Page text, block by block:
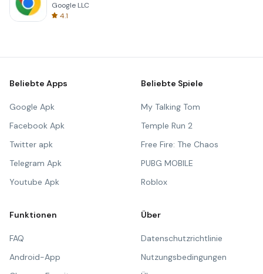
Google LLC
4.1
Beliebte Apps
Google Apk
Facebook Apk
Twitter apk
Telegram Apk
Youtube Apk
Beliebte Spiele
My Talking Tom
Temple Run 2
Free Fire: The Chaos
PUBG MOBILE
Roblox
Funktionen
FAQ
Android-App
Über
Datenschutzrichtlinie
Nutzungsbedingungen